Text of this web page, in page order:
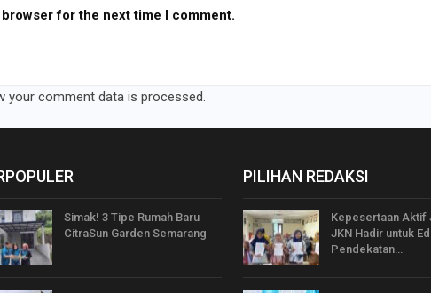
for the next time I comment.
your comment data is processed.
Simak! 3 Tipe Rumah Baru
CitraSun Garden Semarang
PILIHAN REDAKSI
Kepesertaan Aktif
JKN Hadir untuk
Pendekatan…